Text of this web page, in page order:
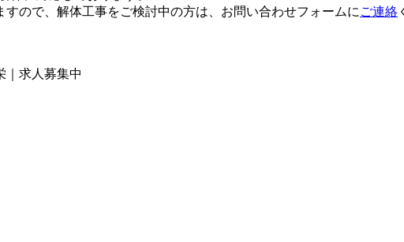
ので、解体工事をご検討中の方は、お問い合わせフォームに ご連絡
｜求人募集中